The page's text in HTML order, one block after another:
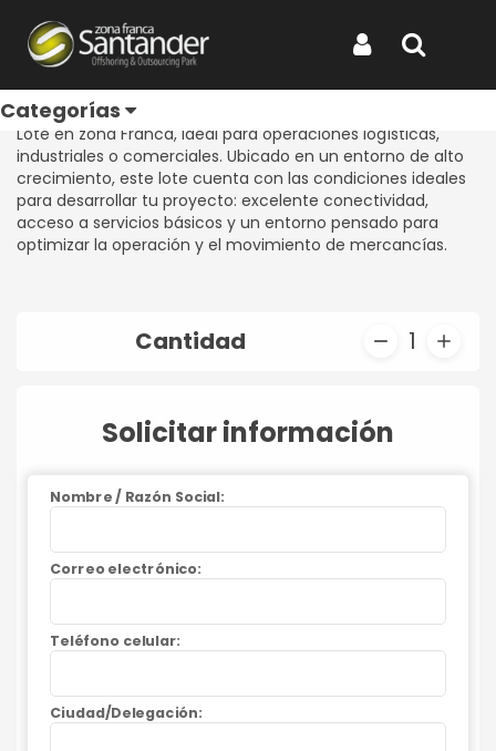
Categorías
Lote F - 1
REF: LOTE F - 1
Lote en zona Franca, ideal para operaciones logísticas,
industriales o comerciales. Ubicado en un entorno de alto
crecimiento, este lote cuenta con las condiciones ideales
para desarrollar tu proyecto: excelente conectividad,
acceso a servicios básicos y un entorno pensado para
optimizar la operación y el movimiento de mercancías.
Cantidad 1
Solicitar información
Nombre / Razón Social:
Correo electrónico:
Teléfono celular:
Ciudad/Delegación: